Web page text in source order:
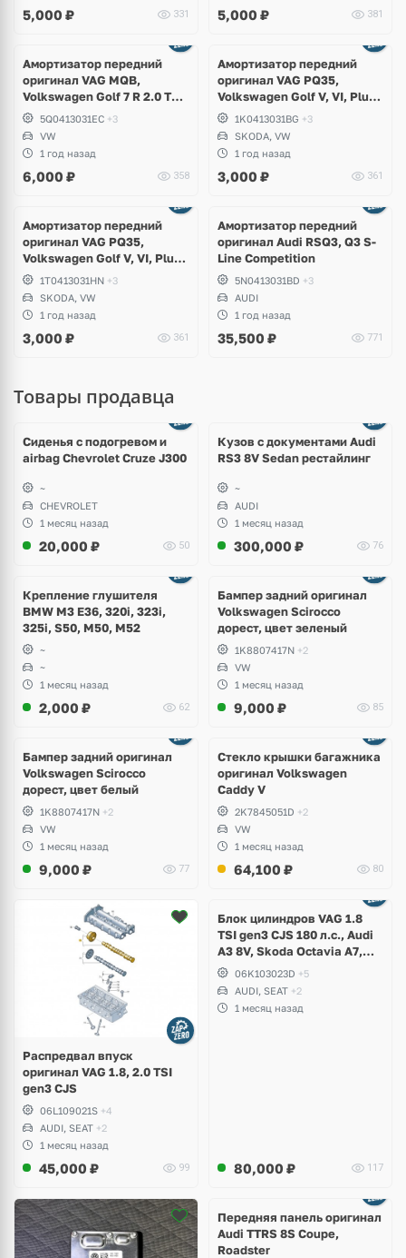
5,000 ₽ 331 5,000 ₽ 381
Амортизатор передний
оригинал VAG MQB,
Volkswagen Golf 7 R 2.0 TSI
4Motion
5Q0413031EC +3
VW
1 год назад
6,000 ₽ 358
Амортизатор передний
оригинал VAG PQ35,
Volkswagen Golf V, VI, Plus,
Skoda Octavia A5, Yeti
1K0413031BG +3
SKODA, VW
1 год назад
3,000 ₽ 361
Амортизатор передний
оригинал VAG PQ35,
Volkswagen Golf V, VI, Plus,
Jetta, Scirocco, Skoda
Octavia A5
1T0413031HN +3
SKODA, VW
1 год назад
3,000 ₽ 361
Амортизатор передний
оригинал Audi RSQ3, Q3 S-
Line Competition
5N0413031BD +3
AUDI
1 год назад
35,500 ₽ 771
Товары продавца
Сиденья с подогревом и
airbag Chevrolet Cruze J300
~
CHEVROLET
1 месяц назад
20,000 ₽ 50
Кузов с документами Audi
RS3 8V Sedan рестайлинг
~
AUDI
1 месяц назад
300,000 ₽ 76
Крепление глушителя
BMW M3 E36, 320i, 323i,
325i, S50, M50, M52
~
~
1 месяц назад
2,000 ₽ 62
Бампер задний оригинал
Volkswagen Scirocco
дорест, цвет зеленый
1K8807417N +2
VW
1 месяц назад
9,000 ₽ 85
Бампер задний оригинал
Volkswagen Scirocco
дорест, цвет белый
1K8807417N +2
VW
1 месяц назад
9,000 ₽ 77
Стекло крышки багажника
оригинал Volkswagen
Caddy V
2K7845051D +2
VW
1 месяц назад
64,100 ₽ 80
Распредвал впуск
оригинал VAG 1.8, 2.0 TSI
gen3 CJS
06L109021S +4
AUDI, SEAT +2
1 месяц назад
45,000 ₽ 99
2 фото
Блок цилиндров VAG 1.8
TSI gen3 CJS 180 л.с., Audi
A3 8V, Skoda Octavia A7,
Superb, Volkswagen Passat
B8, Golf VII Alltrack, Seat
Leon
06K103023D +5
AUDI, SEAT +2
1 месяц назад
80,000 ₽ 117
2 фото
Передняя панель оригинал
Audi TTRS 8S Coupe,
Roadster